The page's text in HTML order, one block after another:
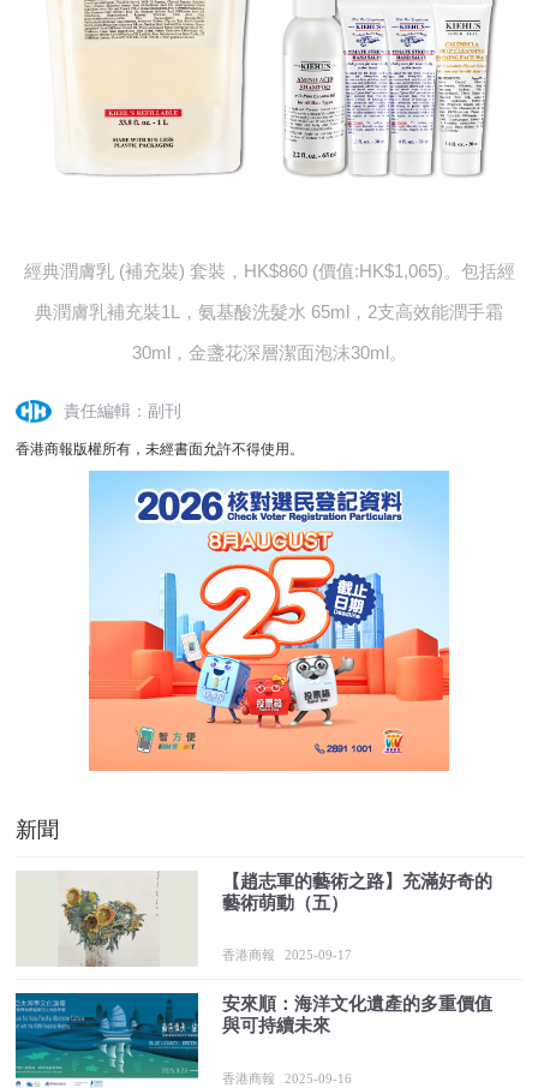
經典潤膚乳 (補充裝) 套裝，HK$860 (價值:HK$1,065)。包括經
典潤膚乳補充裝1L，氨基酸洗髮水 65ml，2支高效能潤手霜
30ml，金盞花深層潔面泡沫30ml。
責任編輯：副刊
香港商報版權所有，未經書面允許不得使用。
新聞
【趙志軍的藝術之路】充滿好奇的
藝術萌動（五）
香港商報 2025-09-17
安來順：海洋文化遺產的多重價值
與可持續未來
香港商報 2025-09-16